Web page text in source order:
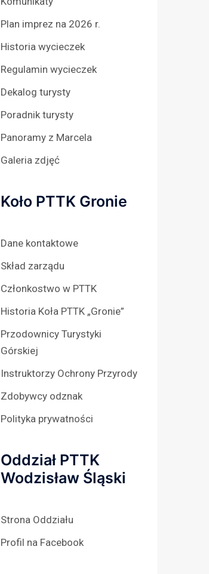
Plan imprez na 2026 r.
Historia wycieczek
Regulamin wycieczek
Dekalog turysty
Poradnik turysty
Panoramy z Marcela
Galeria zdjęć
Koło PTTK Gronie
Dane kontaktowe
Skład zarządu
Członkostwo w PTTK
Historia Koła PTTK „Gronie”
Przodownicy Turystyki
Górskiej
Instruktorzy Ochrony Przyrody
Zdobywcy odznak
Polityka prywatności
Oddział PTTK
Wodzisław Śląski
Strona Oddziału
Profil na Facebook